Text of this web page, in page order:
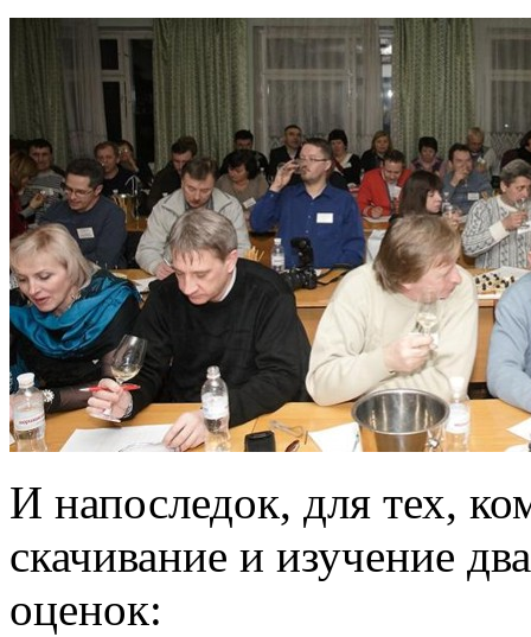
И напоследок, для тех,
скачивание и изучение
оценок: